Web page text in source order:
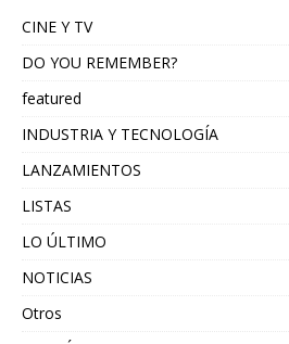
CINE Y TV
DO YOU REMEMBER?
featured
INDUSTRIA Y TECNOLOGÍA
LANZAMIENTOS
LISTAS
LO ÚLTIMO
NOTICIAS
Otros